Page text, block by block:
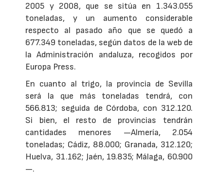
2005 y 2008, que se sitúa en 1.343.055
toneladas, y un aumento considerable
respecto al pasado año que se quedó a
677.349 toneladas, según datos de la web de
la Administración andaluza, recogidos por
Europa Press.
En cuanto al trigo, la provincia de Sevilla
será la que más toneladas tendrá, con
566.813; seguida de Córdoba, con 312.120.
Si bien, el resto de provincias tendrán
cantidades menores —Almería, 2.054
toneladas; Cádiz, 88.000; Granada, 312.120;
Huelva, 31.162; Jaén, 19.835; Málaga, 60.900
—.